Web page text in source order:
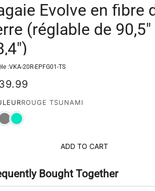
Evolve en fibre
(réglable de 90,5"
:VKA-20R-EPFG01-TS
ROUGE TSUNAMI
ADD TO CART
Bought Together